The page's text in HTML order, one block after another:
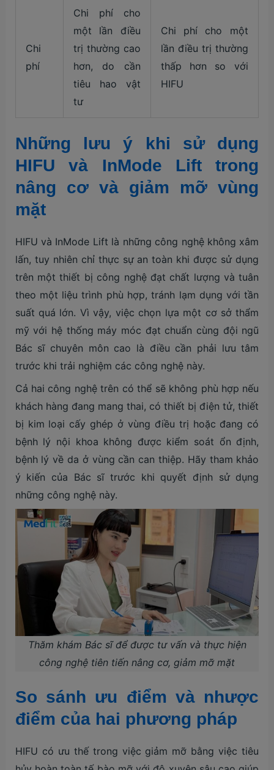
Chi
phí
Chi phí cho
một lần điều
trị thường cao
hơn, do cần
tiêu hao vật
tư
Chi phí cho một
lần điều trị thường
thấp hơn so với
HIFU
Những lưu ý khi sử dụng
HIFU và InMode Lift trong
nâng cơ và giảm mỡ vùng
mặt
HIFU và InMode Lift là những công nghệ không xâm
lấn, tuy nhiên chỉ thực sự an toàn khi được sử dụng
trên một thiết bị công nghệ đạt chất lượng và tuân
theo một liệu trình phù hợp, tránh lạm dụng với tần
suất quá lớn. Vì vậy, việc chọn lựa một cơ sở thẩm
mỹ với hệ thống máy móc đạt chuẩn cùng đội ngũ
Bác sĩ chuyên môn cao là điều cần phải lưu tâm
trước khi trải nghiệm các công nghệ này.
Cả hai công nghệ trên có thể sẽ không phù hợp nếu
khách hàng đang mang thai, có thiết bị điện tử, thiết
bị kim loại cấy ghép ở vùng điều trị hoặc đang có
bệnh lý nội khoa không được kiểm soát ổn định,
bệnh lý về da ở vùng cần can thiệp. Hãy tham khảo
ý kiến của Bác sĩ trước khi quyết định sử dụng
những công nghệ này.
Thăm khám Bác sĩ để được tư vấn và thực hiện
công nghệ tiên tiến nâng cơ, giảm mỡ mặt
So sánh ưu điểm và nhược
điểm của hai phương pháp
HIFU có ưu thế trong việc giảm mỡ bằng việc tiêu